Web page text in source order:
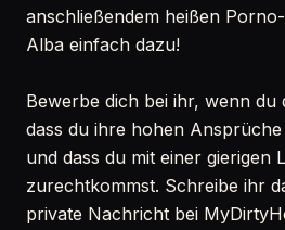
anschließendem heißen
Alba einfach dazu!
Bewerbe dich bei ihr, wenn du
dass du ihre hohen
und dass du mit einer gierigen
zurechtkommst. Schreibe ihr
private Nachricht bei